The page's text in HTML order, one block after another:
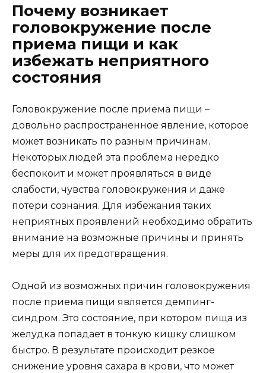
Почему возникает
головокружение после
приема пищи и как
избежать неприятного
состояния
Головокружение после приема пищи –
довольно распространенное явление, которое
может возникать по разным причинам.
Некоторых людей эта проблема нередко
беспокоит и может проявляться в виде
слабости, чувства головокружения и даже
потери сознания. Для избежания таких
неприятных проявлений необходимо обратить
внимание на возможные причины и принять
меры для их предотвращения.
Одной из возможных причин головокружения
после приема пищи является демпинг-
синдром. Это состояние, при котором пища из
желудка попадает в тонкую кишку слишком
быстро. В результате происходит резкое
снижение уровня сахара в крови, что может